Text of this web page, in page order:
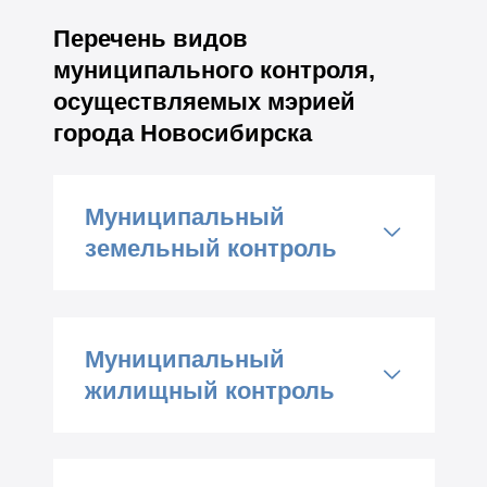
Перечень видов
муниципального контроля,
осуществляемых мэрией
города Новосибирска
Муниципальный
земельный контроль
обеспечивающим
организацию и
Муниципальный
жилищный контроль